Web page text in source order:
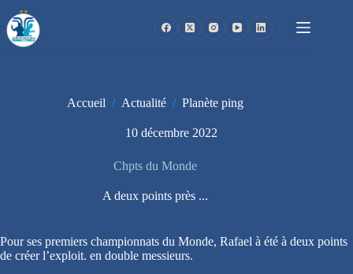
au
contenu
Accueil / Actualité / Planète ping
10 décembre 2022
Chpts du Monde
A deux points près ...
Pour ses premiers championnats du Monde, Rafael à été à deux points
de créer l’exploit. en double messieurs.